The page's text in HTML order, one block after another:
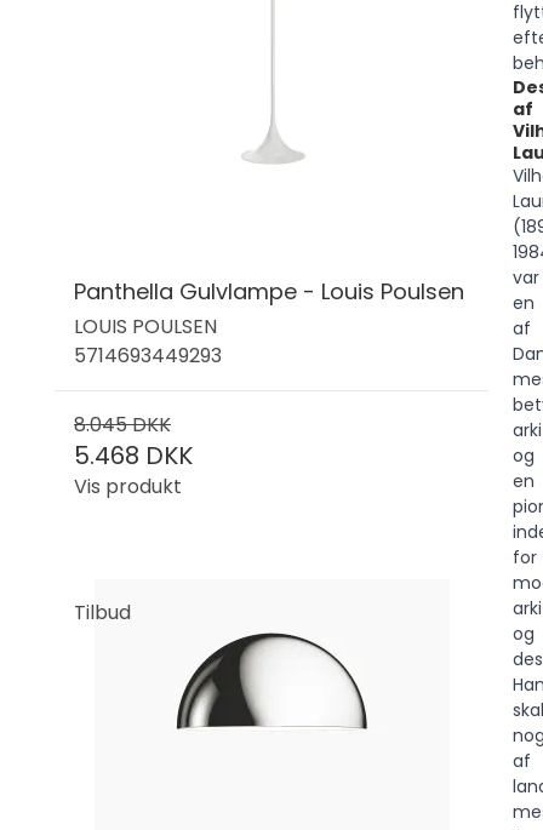
Panthella Gulvlampe - Louis Poulsen
LOUIS POULSEN
5714693449293
8.045 DKK
5.468 DKK
Vis produkt
Tilbud
af
var
en
af
og
en
for
og
af